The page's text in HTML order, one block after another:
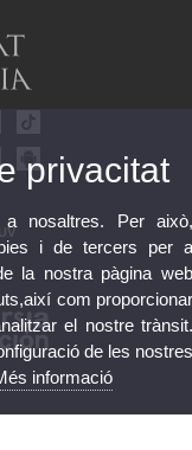
Tel. UV: (+34) 963 86 41 00
privacitat
nosaltres. Per
i de tercers per
la nostra pàgina
com
el nostre
de les
informació